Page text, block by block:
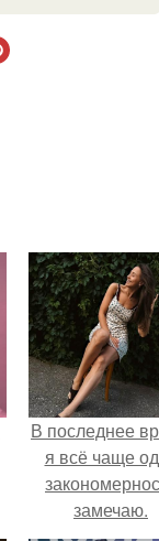
В последнее
я всё чаще
замечаю.